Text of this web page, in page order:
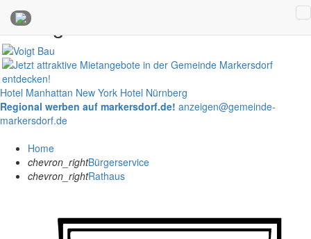
Anzeigen
Hotel Manhattan New York Hotel Nürnberg
Regional werben auf markersdorf.de! anzeigen@gemeinde-
markersdorf.de
Home
chevron_rightBürgerservice
chevron_rightRathaus